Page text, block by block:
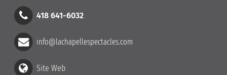
418 641-6032
info@lachapellespectacles.com
Site Web